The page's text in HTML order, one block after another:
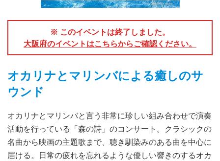
※ このイベントは終了しました。
大阪府のイベントはこちらからご確認ください。
オカリナとマリンバによる癒しのサ
ウンド
オカリナとマリンバと言う非常に珍しい組み合わせで演奏
活動を行っている「森の詩」のコンサート。クラシックの
名曲から映画の主題歌まで、聴き馴染みのある曲を中心に
届ける。日常の疲れを忘れるような優しい響きのするオカ